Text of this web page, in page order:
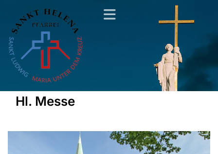
Hl. Messe